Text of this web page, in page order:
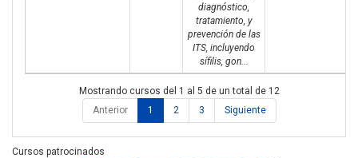
diagnóstico,
tratamiento, y
prevención de las
ITS, incluyendo
sífilis, gon...
Mostrando cursos del 1 al 5 de un total de 12
Anterior
1 2 3 Siguiente
Cursos patrocinados